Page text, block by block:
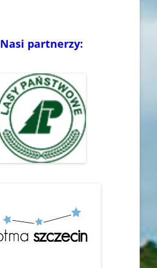
Nasi partnerzy: